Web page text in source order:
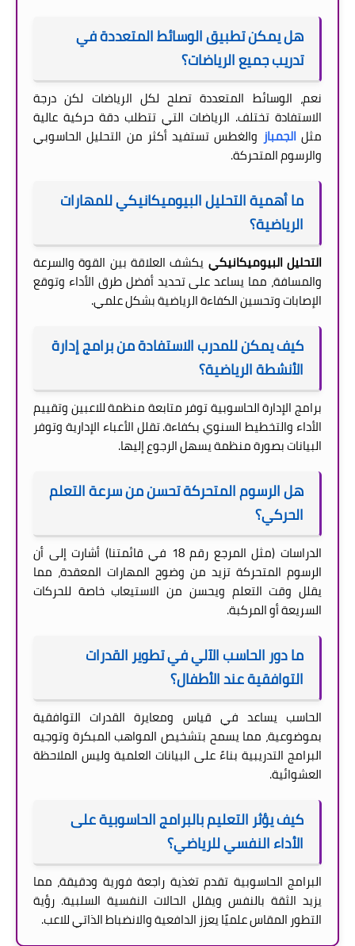
هل يمكن تطبيق الوسائط المتعددة في
تدريب جميع الرياضات؟
نعم، الوسائط المتعددة تصلح لكل الرياضات لكن درجة
الاستفادة تختلف. الرياضات التي تتطلب دقة حركية عالية
مثلالجمباز والغطس تستفيد أكثر من التحليل الحاسوبي
والرسوم المتحركة.
ما أهمية التحليل البيوميكانيكي للمهارات
الرياضية؟
التحليل البيوميكانيكي يكشف العلاقة بين القوة والسرعة
والمسافة، مما يساعد على تحديد أفضل طرق الأداء وتوقع
الإصابات وتحسين الكفاءة الرياضية بشكل علمي.
كيف يمكن للمدرب الاستفادة من برامج إدارة
الأنشطة الرياضية؟
برامج الإدارة الحاسوبية توفر متابعة منظمة للاعبين وتقييم
الأداء والتخطيط السنوي بكفاءة. تقلل الأعباء الإدارية وتوفر
البيانات بصورة منظمة يسهل الرجوع إليها.
هل الرسوم المتحركة تحسن من سرعة التعلم
الحركي؟
الدراسات (مثل المرجع رقم 18 في قائمتنا) أشارت إلى أن
الرسوم المتحركة تزيد من وضوح المهارات المعقدة، مما
يقلل وقت التعلم ويحسن من الاستيعاب خاصة للحركات
السريعة أو المركبة.
ما دور الحاسب الآلي في تطوير القدرات
التوافقية عند الأطفال؟
الحاسب يساعد في قياس ومعايرة القدرات التوافقية
بموضوعية، مما يسمح بتشخيص المواهب المبكرة وتوجيه
البرامج التدريبية بناءً على البيانات العلمية وليس الملاحظة
العشوائية.
كيف يؤثر التعليم بالبرامج الحاسوبية على
الأداء النفسي للرياضي؟
البرامج الحاسوبية تقدم تغذية راجعة فورية ودقيقة، مما
يزيد الثقة بالنفس ويقلل الحالات النفسية السلبية. رؤية
التطور المقاس علميًا يعزز الدافعية والانضباط الذاتي للاعب.